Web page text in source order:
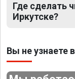
Где сделать
Иркутске?
Вы не узнаете